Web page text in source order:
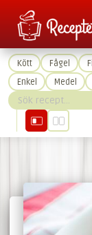
Kött Fågel
Enkel
Medel